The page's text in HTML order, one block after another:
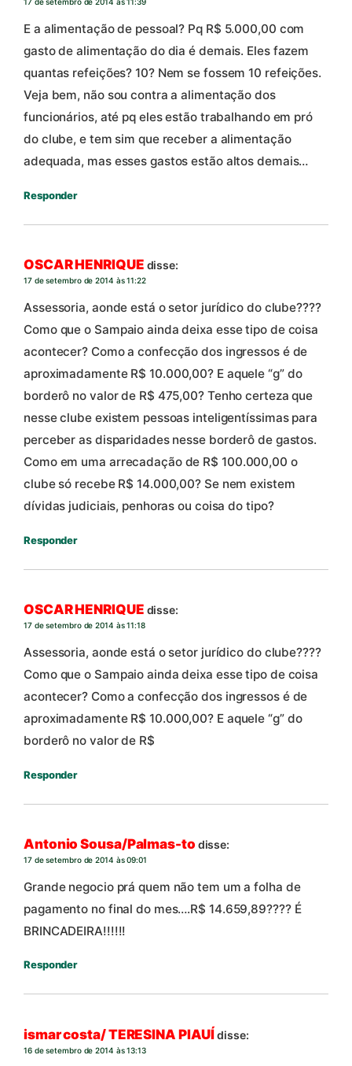
E a alimentação de pessoal? Pq R$ 5.000,00 com
gasto de alimentação do dia é demais. Eles fazem
quantas refeições? 10? Nem se fossem 10 refeições.
Veja bem, não sou contra a alimentação dos
funcionários, até pq eles estão trabalhando em pró
do clube, e tem sim que receber a alimentação
adequada, mas esses gastos estão altos demais…
Responder
OSCAR HENRIQUE disse:
17 de setembro de 2014 às 11:22
Assessoria, aonde está o setor jurídico do clube????
Como que o Sampaio ainda deixa esse tipo de coisa
acontecer? Como a confecção dos ingressos é de
aproximadamente R$ 10.000,00? E aquele “g” do
borderô no valor de R$ 475,00? Tenho certeza que
nesse clube existem pessoas inteligentíssimas para
perceber as disparidades nesse borderô de gastos.
Como em uma arrecadação de R$ 100.000,00 o
clube só recebe R$ 14.000,00? Se nem existem
dívidas judiciais, penhoras ou coisa do tipo?
Responder
OSCAR HENRIQUE disse:
17 de setembro de 2014 às 11:18
Assessoria, aonde está o setor jurídico do clube????
Como que o Sampaio ainda deixa esse tipo de coisa
acontecer? Como a confecção dos ingressos é de
aproximadamente R$ 10.000,00? E aquele “g” do
borderô no valor de R$
Responder
Antonio Sousa/Palmas-to disse:
17 de setembro de 2014 às 09:01
Grande negocio prá quem não tem um a folha de
pagamento no final do mes….R$ 14.659,89???? É
BRINCADEIRA!!!!!!
Responder
ismar costa/ TERESINA PIAUÍdisse:
16 de setembro de 2014 às 13:13